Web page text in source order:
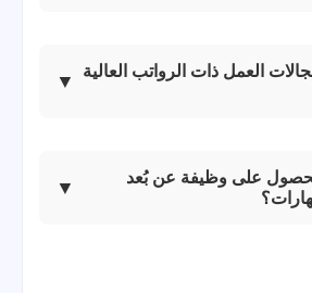
العمل ذات الرواتب العالية
على وظيفة عن بُعد